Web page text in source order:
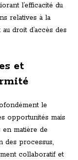
l’efficacité du
relatives à la
droit d’accès des
et
le
opportunités mais
en matière de
des processus,
collaboratif et